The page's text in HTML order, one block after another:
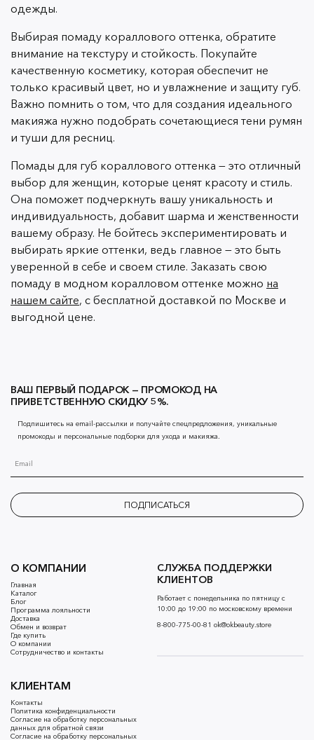
одежды.
Выбирая помаду кораллового оттенка, обратите
внимание на текстуру и стойкость. Покупайте
качественную косметику, которая обеспечит не
только красивый цвет, но и увлажнение и защиту губ.
Важно помнить о том, что для создания идеального
макияжа нужно подобрать сочетающиеся тени румян
и туши для ресниц.
Помады для губ кораллового оттенка — это отличный
выбор для женщин, которые ценят красоту и стиль.
Она поможет подчеркнуть вашу уникальность и
индивидуальность, добавит шарма и женственности
вашему образу. Не бойтесь экспериментировать и
выбирать яркие оттенки, ведь главное — это быть
уверенной в себе и своем стиле. Заказать свою
помаду в модном коралловом оттенке можно на
нашем сайте, с бесплатной доставкой по Москве и
выгодной цене.
О КОМПАНИИ
Главная
Каталог
Блог
Программа лояльности
Доставка
Обмен и возврат
Где купить
О компании
Сотрудничество и контакты
КЛИЕНТАМ
Контакты
Политика конфиденциальности
Согласие на обработку персональных
данных для обратной связи
Согласие на обработку персональных
СЛУЖБА ПОДДЕРЖКИ
КЛИЕНТОВ
Работает с понедельника по пятницу с
10:00 до 19:00 по московскому времени
8-800-775-00-81 ok@okbeauty.store
ВАШ ПЕРВЫЙ ПОДАРОК — ПРОМОКОД НА
ПРИВЕТСТВЕННУЮ СКИДКУ 5%.
Подпишитесь на email-рассылки и получайте спецпредложения, уникальные
промокоды и персональные подборки для ухода и макияжа.
ПОДПИСАТЬСЯ